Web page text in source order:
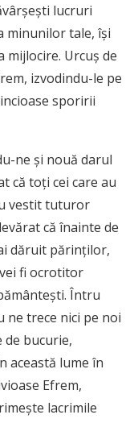
lucruri
minunilor tale, îşi
Urcuş de
izvodindu-le pe
sporirii
ne şi nouă darul
că toţi cei care au
vestit tuturor
că înainte de
dăruit părinţilor,
fi ocrotitor
Întru
ne trece nici pe noi
de bucurie,
această lume în
Efrem,
lacrimile